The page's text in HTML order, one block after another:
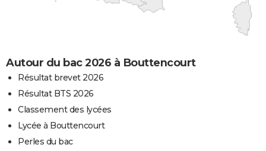
Autour du bac 2026 à Bouttencourt
Résultat brevet 2026
Résultat BTS 2026
Classement des lycées
Lycée à Bouttencourt
Perles du bac